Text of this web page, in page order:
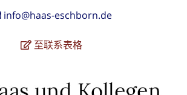
info@haas-eschborn.de
至联系表格